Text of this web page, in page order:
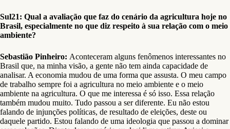
Sul21: Qual a avaliação que faz do cenário da agricultura hoje no
Brasil, especialmente no que diz respeito à sua relação com o meio
ambiente?
Sebastião Pinheiro: Aconteceram alguns fenômenos interessantes no
Brasil que, na minha visão, a gente não tem ainda capacidade de
analisar. A economia mudou de uma forma que assusta. O meu campo
de trabalho sempre foi a agricultura no meio ambiente e o meio
ambiente na agricultura. O que me interessa é só isso. Essa relação
também mudou muito. Tudo passou a ser diferente. Eu não estou
falando de injunções políticas, de resultado de eleições, deste ou
daquele partido. Estou falando de uma ideologia que passou a dominar